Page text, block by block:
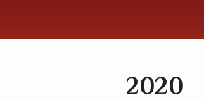
2020